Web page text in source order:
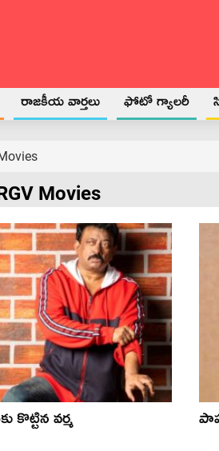
రాజకీయ వార్తలు ఫోటో గ్యాలరీ
Movies
కొట్టిన వర్మ